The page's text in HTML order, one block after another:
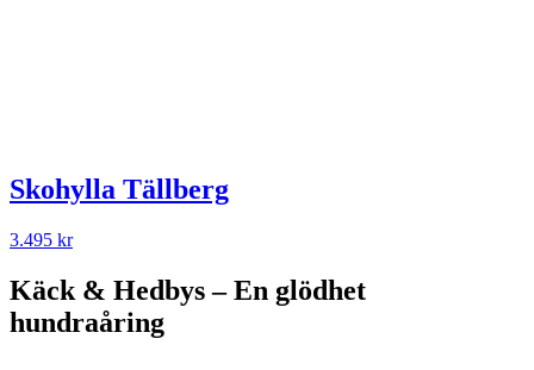
Skohylla Tällberg
3.495 kr
Käck & Hedbys – En glödhet
hundraåring